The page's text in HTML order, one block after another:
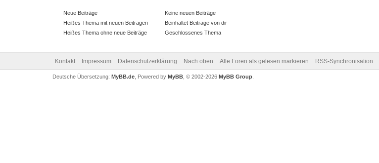
Neue Beiträge
Heißes Thema mit neuen Beiträgen
Heißes Thema ohne neue Beiträge
Keine neuen Beiträge
Beinhaltet Beiträge von dir
Geschlossenes Thema
Kontakt Impressum Datenschutzerklärung Nach oben Alle Foren als gelesen markieren RSS-Synchronisation
Deutsche Übersetzung: MyBB.de, Powered by MyBB, © 2002-2026 MyBB Group.